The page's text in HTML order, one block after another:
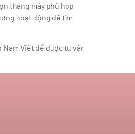
thang máy phù hợp
hoạt động để tìm
Việt để được tư vấn